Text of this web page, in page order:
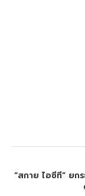
“สกาย ไอซีที” ยก